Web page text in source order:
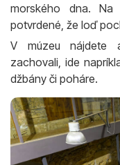
morského dna. Na
potvrdené, že loď
V múzeu nájdete
zachovali, ide
džbány či poháre.